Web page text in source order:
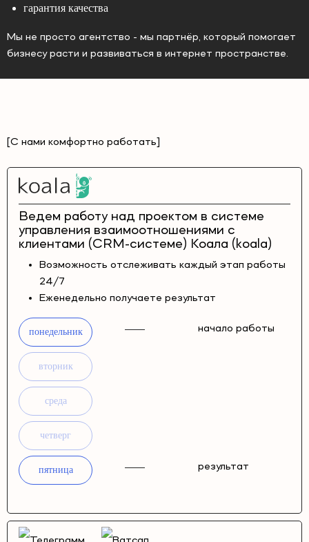
гарантия качества
Мы не просто агентство - мы партнёр, который помогает
бизнесу расти и развиваться в интернет пространстве.
[С нами комфортно работать]
Ведем работу над проектом в системе
управления взаимоотношениями с
клиентами (CRM-системе) Коала (koala)
Возможность отслеживать каждый этап работы
24/7
Еженедельно получаете результат
понедельник начало работы
вторник
среда
четверг
пятница результат